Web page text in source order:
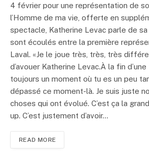
4 février pour une représentation de
l’Homme de ma vie, offerte en
spectacle, Katherine Levac parle de sa
sont écoulés entre la première
Laval. «Je le joue très, très, très
d’avouer Katherine Levac.À la fin
toujours un moment où tu es un peu
dépassé ce moment-là. Je suis juste
choses qui ont évolué. C’est ça la
up. C’est justement d’avoir…
READ MORE